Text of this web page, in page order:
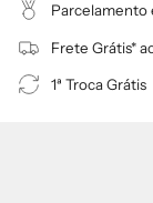
Parcelamento
Frete Grátis*
1ª Troca Grátis